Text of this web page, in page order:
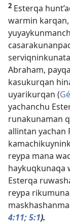
2 Esterqa
warmin karqan,
Abraham,
kasukurqan
uyarikurqan (
yachanchu
runakunaman
allintan yachan
reypa mana
haykuqkunaqa
Esterqa
reypa
4:11;5:1).